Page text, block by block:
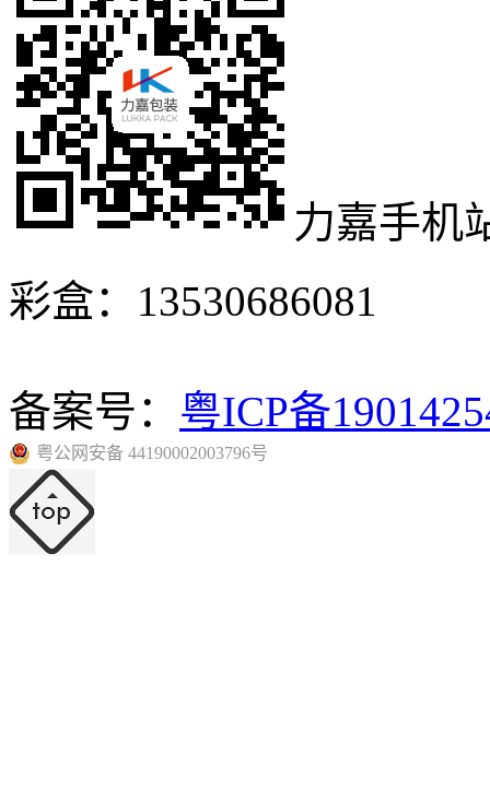
力嘉手机
彩盒：13530686081
备案号： 粤ICP备
粤公网安备 44190002003796号